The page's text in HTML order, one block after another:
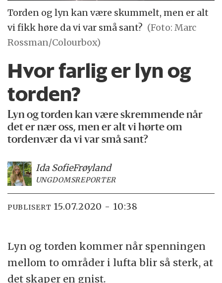
Torden og lyn kan være skummelt, men er alt
vi fikk høre da vi var små sant? (Foto: Marc
Rossman/Colourbox)
Hvor farlig er lyn og
torden?
Lyn og torden kan være skremmende når
det er nær oss, men er alt vi hørte om
tordenvær da vi var små sant?
Ida SofieFrøyland
UNGDOMSREPORTER
PUBLISERT 15.07.2020 - 10:38
Lyn og torden kommer når spenningen
mellom to områder i lufta blir så sterk, at
det skaper en gnist.